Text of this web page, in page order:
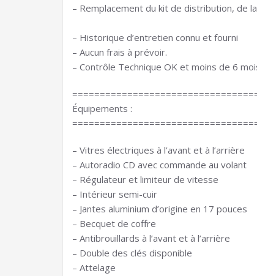
– Remplacement du kit de distribution, de
– Historique d’entretien connu et fourni
– Aucun frais à prévoir.
– Contrôle Technique OK et moins de 6
Équipements :
– Vitres électriques à l’avant et à l’arrière
– Autoradio CD avec commande au volant
– Régulateur et limiteur de vitesse
– Intérieur semi-cuir
– Jantes aluminium d’origine en 17 pouces
– Becquet de coffre
– Antibrouillards à l’avant et à l’arrière
– Double des clés disponible
– Attelage